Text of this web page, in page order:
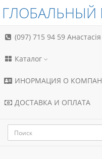
ГЛОБАЛЬНЫЙ
(097) 715 94 59 Анастасія
Каталог
ИНОРМАЦИЯ О
ДОСТАВКА И ОПЛАТА